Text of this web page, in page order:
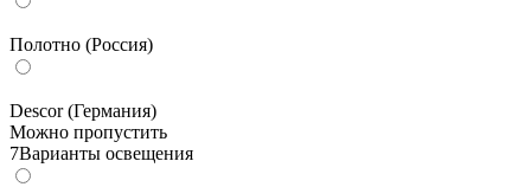
Полотно (Россия)
Descor (Германия)
Можно пропустить
7Варианты освещения